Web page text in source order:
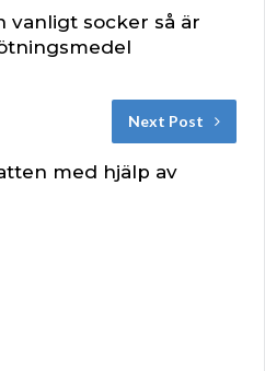
vanligt socker så är
Next Post
med hjälp av